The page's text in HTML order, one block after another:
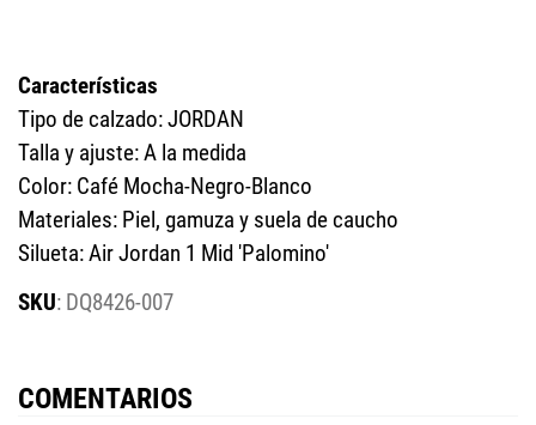
Características
Tipo de calzado: JORDAN
Talla y ajuste: A la medida
Color: Café Mocha-Negro-Blanco
Materiales: Piel, gamuza y suela de caucho
Silueta: Air Jordan 1 Mid 'Palomino'
: DQ8426-007
COMENTARIOS